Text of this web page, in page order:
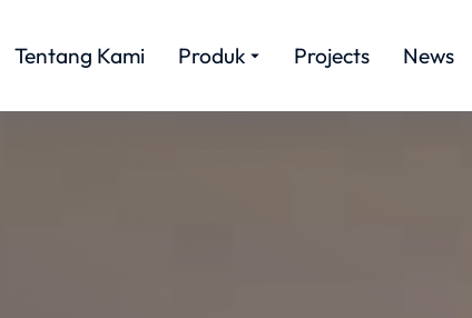
Tentang Kami Produk Projects News